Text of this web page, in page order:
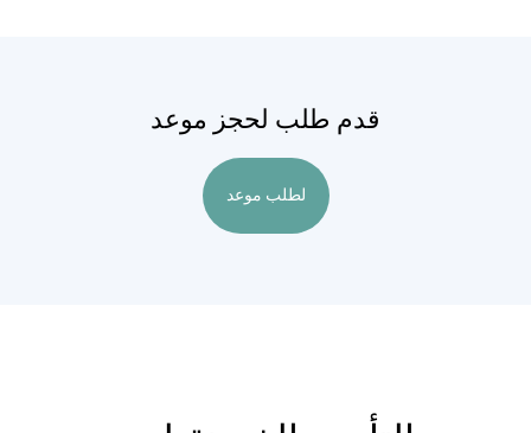
قدم طلب لحجز موعد
لطلب موعد